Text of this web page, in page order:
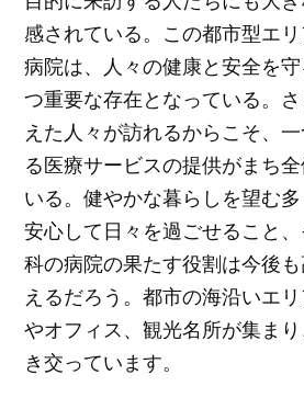
感されている。この都市型エ
病院は、人々の健康と安全を
つ重要な存在となっている。
えた人々が訪れるからこそ、
る医療サービスの提供がまち
いる。健やかな暮らしを望む多
安心して日々を過ごせること
科の病院の果たす役割は今後
えるだろう。都市の海沿いエ
やオフィス、観光名所が集ま
き交っています。